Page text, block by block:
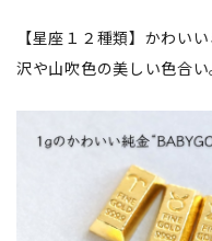
【星座１２種類】かわい
沢や山吹色の美しい色合い